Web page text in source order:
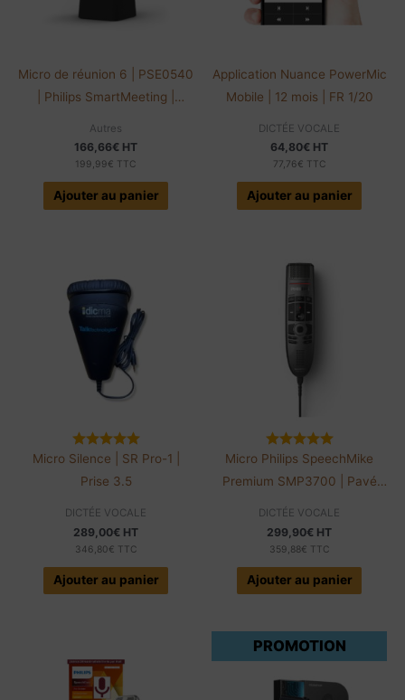
Micro de réunion 6 | PSE0540
| Philips SmartMeeting |
Autres
166,66€ HT
199,99€ TTC
Ajouter au panier
Application Nuance PowerMic
Mobile | 12 mois | FR 1/20
DICTÉE VOCALE
64,80€ HT
77,76€ TTC
Ajouter au panier
Micro Silence | SR Pro-1 |
Prise 3.5
DICTÉE VOCALE
289,00€ HT
346,80€ TTC
Ajouter au panier
Micro Philips SpeechMike
Premium SMP3700 | Pavé
tactile
DICTÉE VOCALE
299,90€ HT
359,88€ TTC
Ajouter au panier
PROMOTION